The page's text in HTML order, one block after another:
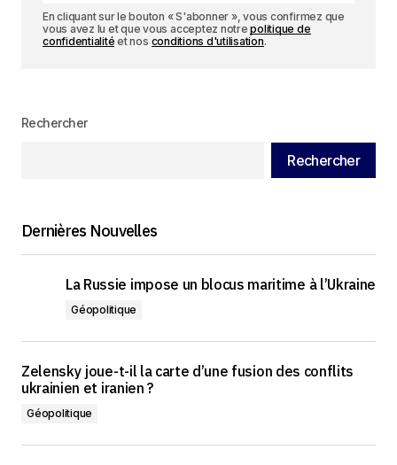
En cliquant sur le bouton « S'abonner », vous confirmez que
vous avez lu et que vous acceptez notrepolitique de
confidentialité et nos conditions d'utilisation.
Rechercher
Rechercher
Dernières Nouvelles
La Russie impose un blocus maritime à l’Ukraine
Géopolitique
Zelensky joue-t-il la carte d’une fusion des conflits
ukrainien et iranien ?
Géopolitique